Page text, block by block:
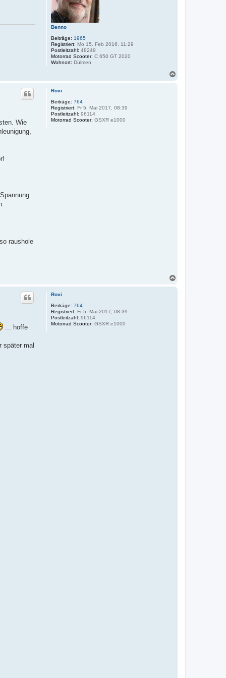
Benno
Beiträge: 1965
Registriert: Mo 15. Feb 2016, 11:29
Postleitzahl: 48249
Motorrad Scooter: C 650 GT 2020
Wohnort: Dülmen
Rovi
Beiträge: 764
Registriert: Fr 5. Mai 2017, 08:39
Postleitzahl: 96114
Motorrad Scooter: GSXR e1000
Wie
raushole
Rovi
Beiträge: 764
Registriert: Fr 5. Mai 2017, 08:39
Postleitzahl: 96114
Motorrad Scooter: GSXR e1000
... hoffe
später mal